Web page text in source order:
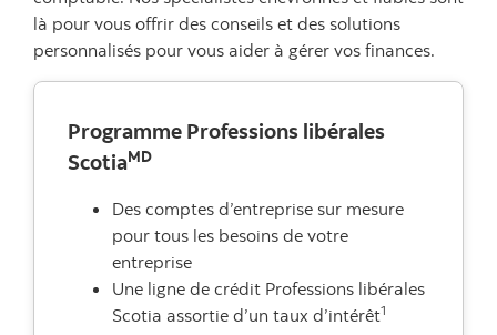
là pour vous offrir des conseils et des solutions
personnalisés pour vous aider à gérer vos finances.
Programme Professions libérales
ScotiaMD
Des comptes d’entreprise sur mesure
pour tous les besoins de votre
entreprise
Une ligne de crédit Professions libérales
Scotia assortie d’un taux d’intérêt1